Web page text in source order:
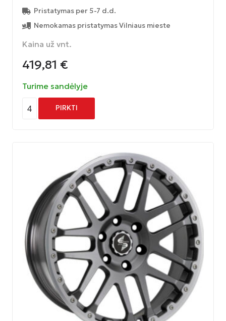
Pristatymas per 5-7 d.d.
Nemokamas pristatymas Vilniaus mieste
Kaina už vnt.
419,81 €
Turime sandėlyje
4 PIRKTI